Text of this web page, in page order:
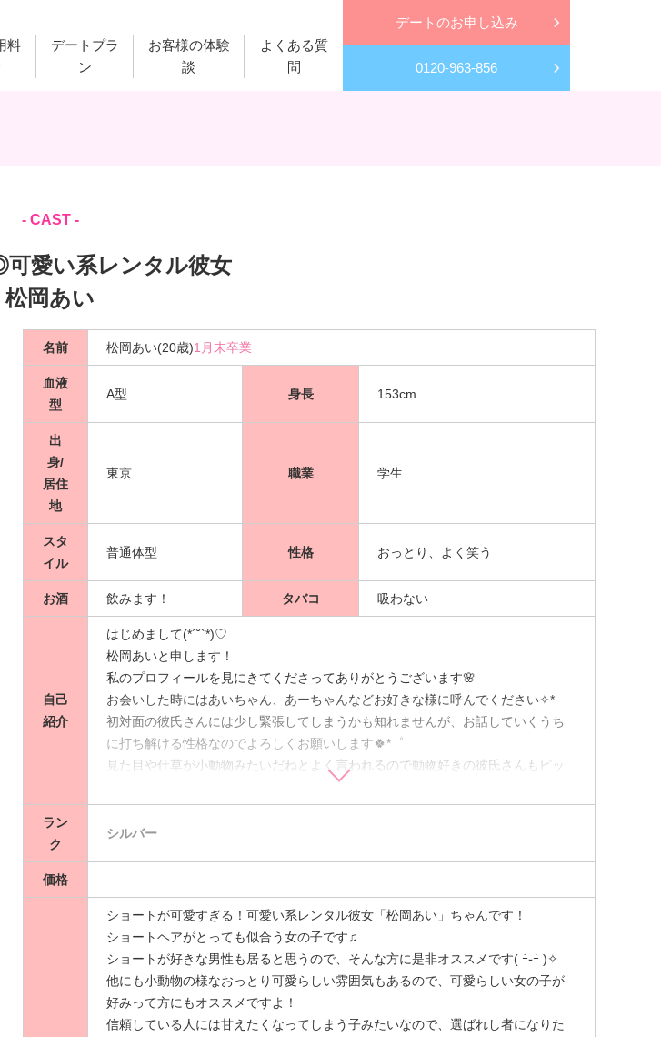
料
デートプラ
ン
お客様の体験
談
よくある質
問
デートのお申し込み
0120-963-856
- CAST -
愛い系レンタル彼女
松岡あい
名前 松岡あい(20歳)1月末卒業
血液
型
A型 身長 153cm
出
身/
居住
地
東京 職業 学生
スタ
イル
普通体型 性格 おっとり、よく笑う
お酒 飲みます！ タバコ 吸わない
自己
紹介
はじめまして(*´˘`*)♡
松岡あいと申します！
私のプロフィールを見にきてくださってありがとうございます🌸
お会いした時にはあいちゃん、あーちゃんなどお好きな様に呼んでください✧︎*
初対面の彼氏さんには少し緊張してしまうかも知れませんが、お話していくうち
に打ち解ける性格なのでよろしくお願いします🍀*゜
見た目や仕草が小動物みたいだねとよく言われるので動物好きの彼氏さんもピッ
性格はマイペースでおっとりしてます。
信頼している人には甘えたくなってしまいます🍼♡
いです*ˊᵕˋ*
甘いものは大好きなのでいつも最新の情報をチェックしています👀💕
一緒にスイーツ巡りとかしてみたいです(๑•̀ㅁ•́ฅ✨
意外とお酒も強いので、お酒の楽しめるお店にも興味あります🥂🤍
休みの日はよく家でゴロゴロしてしまうので、あまりデートスポットが分からな
いのですが色んなところに行ってみたいです(っ ॑꒳ ॑c)♡
彼氏さんの好きなところに連れて行ってもらったり、2人で一緒に考えて行きたい
ラン
ク
シルバー
価格
ショートが可愛すぎる！可愛い系レンタル彼女「松岡あい」ちゃんです！
ショートヘアがとっても似合う女の子です♫
ショートが好きな男性も居ると思うので、そんな方に是非オススメです( ｰ̀֊ｰ́ )✧
他にも小動物の様なおっとり可愛らしい雰囲気もあるので、可愛らしい女の子が
好みって方にもオススメですよ！
信頼している人には甘えたくなってしまう子みたいなので、選ばれし者になりた